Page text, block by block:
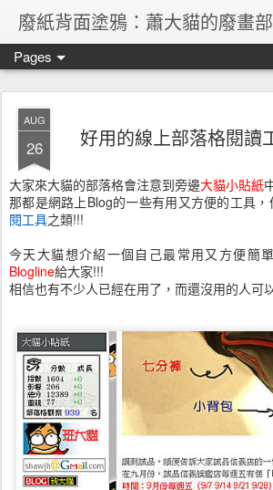
Pages
AUG
26 好用的線上部落格閱讀
大家來大貓的部落格會注意到旁邊大貓小貼紙
那都是網路上Blog的一些有用又方便的工具，
閱工具之類!!!
今天大貓想介紹一個自己最常用又方便簡
Blogline給大家!!!
相信也有不少人已經在用了，而還沒用的人可